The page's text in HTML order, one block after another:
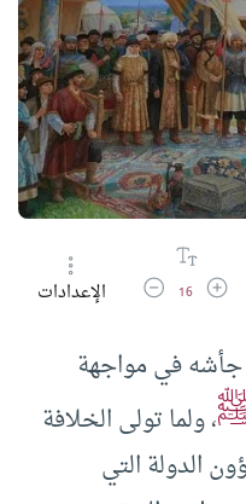
زيادة حجم الخط
16 تقليل حجم الخط
الإعدادات
في مواجهة
، ولما تولى الخلافة
الدولة التي